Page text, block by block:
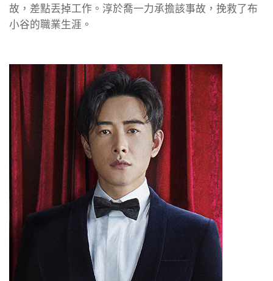
故，差點丟掉工作。淳於喬一力承擔該事故，挽救了布
小谷的職業生涯。